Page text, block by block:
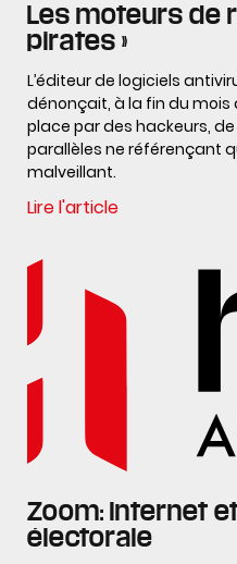
Les moteurs de
pirates »
L’éditeur de logiciels
dénonçait, à la fin du mois
place par des hackeurs,
parallèles ne référençant
malveillant.
Lire l'article
Zoom: Internet
électorale